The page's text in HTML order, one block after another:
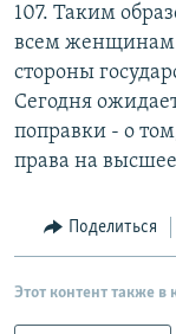
РАСПИСАНИЕ
ПОДПИШИТЕСЬ
СОЦИАЛЬНЫЕ СЕТИ
Все сайты
107. Таким
всем женщинам
стороны
Сегодня
поправки - о
права на
Поделиться
Этот контент также в